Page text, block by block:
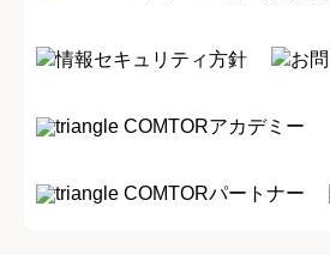
情報セキュリティ方針 お
COMTORアカデミー
COMTORパートナー